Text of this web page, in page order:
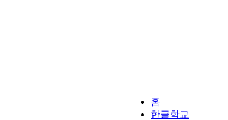
홈
한글학교